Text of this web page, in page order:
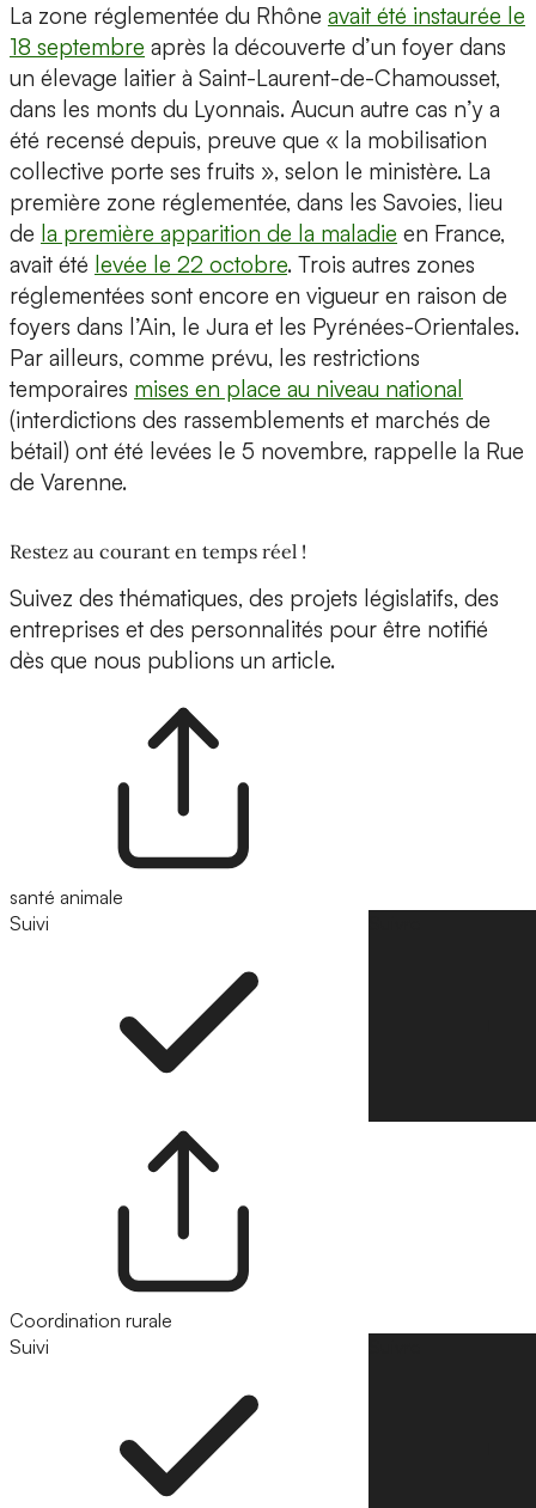
La zone réglementée du Rhône avait été instaurée le
18 septembre après la découverte d’un foyer dans
un élevage laitier à Saint-Laurent-de-Chamousset,
dans les monts du Lyonnais. Aucun autre cas n’y a
été recensé depuis, preuve que « la mobilisation
collective porte ses fruits », selon le ministère. La
première zone réglementée, dans les Savoies, lieu
de la première apparition de la maladie en France,
avait été levée le 22 octobre. Trois autres zones
réglementées sont encore en vigueur en raison de
foyers dans l’Ain, le Jura et les Pyrénées-Orientales.
Par ailleurs, comme prévu, les restrictions
temporaires mises en place au niveau national
(interdictions des rassemblements et marchés de
bétail) ont été levées le 5 novembre, rappelle la Rue
de Varenne.
Restez au courant en temps réel !
Suivez des thématiques, des projets législatifs, des
entreprises et des personnalités pour être notifié
dès que nous publions un article.
santé animale
Suivi
Coordination rurale
Suivi